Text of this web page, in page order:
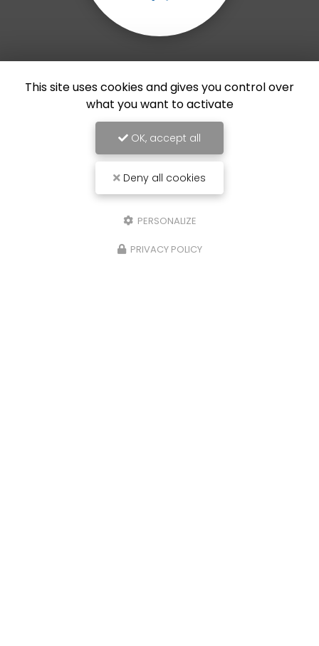
This site uses cookies and gives you control over
what you want to activate
OK, accept all
Deny all cookies
PERSONALIZE
PRIVACY POLICY